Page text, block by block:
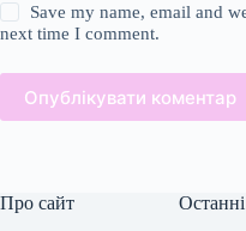
Save my name, email and
next time I comment.
Опублікувати коментар
Про сайт